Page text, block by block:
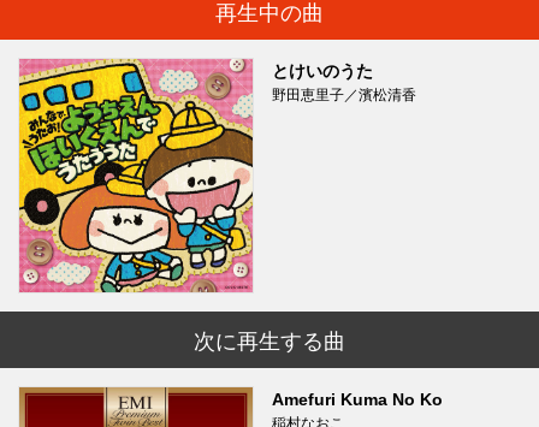
再生中の曲
とけいのうた
野田恵里子／濱松清香
次に再生する曲
Amefuri Kuma No Ko
稲村なおこ